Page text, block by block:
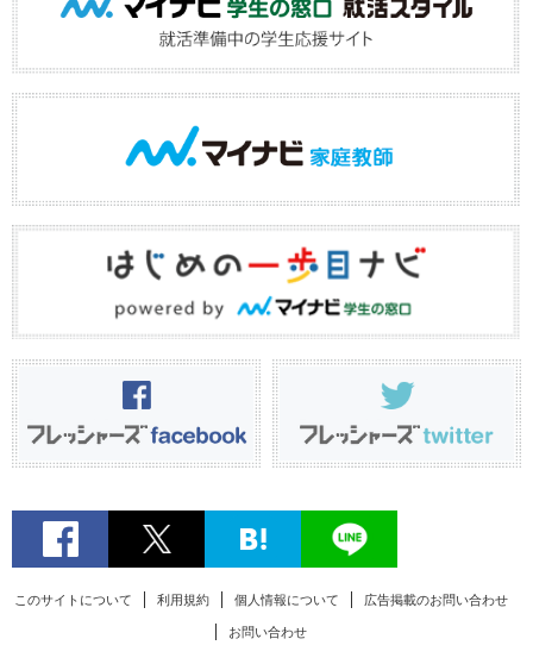
このサイトについて 利用規約 個人情報について 広告掲載のお問い合わせ
お問い合わせ